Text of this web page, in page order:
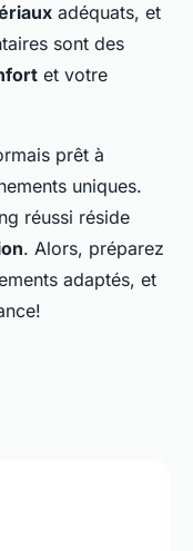
adéquats, et
sont des
et votre
prêt à
uniques.
réussi réside
. Alors, préparez
adaptés, et